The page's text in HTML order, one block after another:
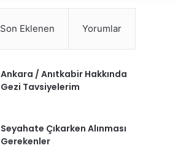
Son Eklenen Yorumlar
Ankara / Anıtkabir Hakkında
Gezi Tavsiyelerim
Seyahate Çıkarken Alınması
Gerekenler